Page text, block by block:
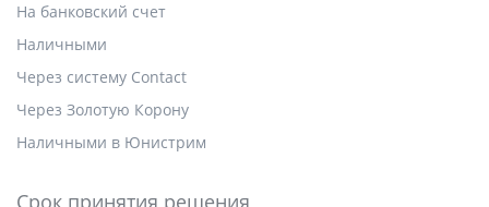
На банковский счет
Наличными
Через систему Contact
Через Золотую Корону
Наличными в Юнистрим
Срок принятия решения